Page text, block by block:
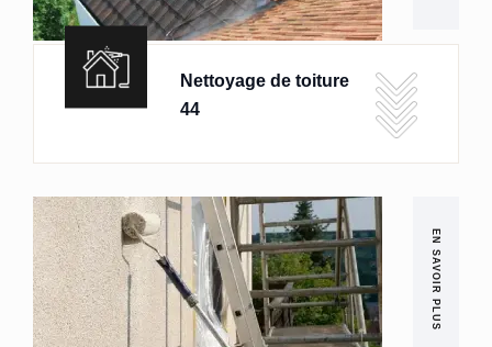
Nettoyage de toiture
44
EN SAVOIR PLUS